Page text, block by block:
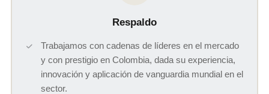
Respaldo
Trabajamos con cadenas de líderes en el mercado
y con prestigio en Colombia, dada su experiencia,
innovación y aplicación de vanguardia mundial en el
sector.